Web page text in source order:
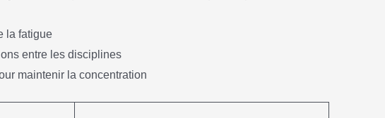
la fatigue
entre les disciplines
maintenir la concentration